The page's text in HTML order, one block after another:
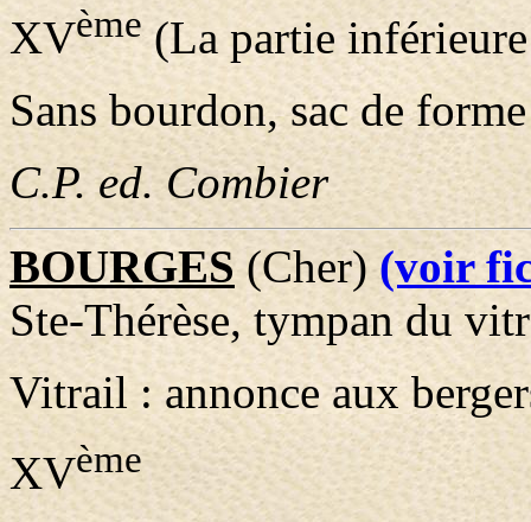
XVème(La partie
Sans bourdon, sac de
C.P. ed. Combier
BOURGES (Cher)(voir
Ste-Thérèse, tympan du
Vitrail : annonce aux
XVème